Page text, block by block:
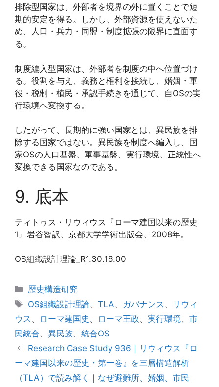
排除型国家は、外部者を境界の外に置くことで短
期的安定を得る。しかし、外部資源を使えないた
め、人口・兵力・同盟・制度拡張の限界に直面す
る。
制度編入型国家は、外部者を制度の中へ位置づけ
る。役割を与え、義務と権利を接続し、婚姻・軍
役・税制・植民・承認手続きを通じて、自OSの実
行環境へ変換する。
したがって、長期的に強い国家とは、異民族を排
除する国家ではない。異民族を制度へ編入し、国
家OSの人口基盤、軍事基盤、実行環境、正統性へ
変換できる国家なのである。
9. 底本
ティトゥス・リウィウス『ローマ建国以来の歴史
1』岩谷智訳、京都大学学術出版会、2008年。
OS組織設計理論_R1.30.16.00
カ
テ
リ
ー
歴史構造研究
タ
グ
OS組織設計理論、TLA、 ガバナンス 、
リウィ
ウス 、 ローマ建国史 、 ローマ王政、 実行環境、 市
民統合、 異民族、 統合OS
Research Case Study 936｜リウィウス『ロ
ーマ建国以来の歴史・第一巻』を三層構造解析
（TLA）で読み解く｜なぜ避難所、婚姻、市民